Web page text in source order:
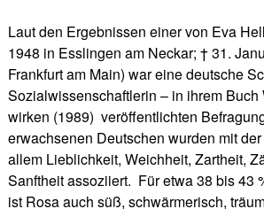
Laut den Ergebnissen einer von Eva
1948 in Esslingen am Neckar; † 31.
Frankfurt am Main) war eine deutsche
Sozialwissenschaftlerin – in ihrem Buch
wirken (1989) veröffentlichten
erwachsenen Deutschen wurden mit
allem Lieblichkeit, Weichheit, Zartheit,
Sanftheit assoziiert. Für etwa 38 bis 43
ist Rosa auch süß, schwärmerisch,